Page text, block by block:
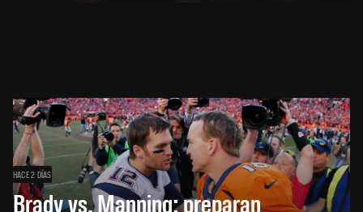
HACE 2 DÍAS
Brady vs. Manning: preparan